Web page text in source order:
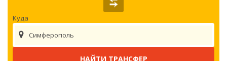
Куда
Симферополь